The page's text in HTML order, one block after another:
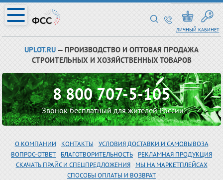
ЛИЧНЫЙ КАБИНЕТ
UPLOT.RU — ПРОИЗВОДСТВО И ОПТОВАЯ ПРОДАЖА
СТРОИТЕЛЬНЫХ И ХОЗЯЙСТВЕННЫХ ТОВАРОВ
8 800 707-5-105
Звонок бесплатный для жителей России
О КОМПАНИИ КОНТАКТЫ
УСЛОВИЯ ДОСТАВКИ И САМОВЫВОЗА
ВОПРОС-ОТВЕТ
БЛАГОТВОРИТЕЛЬНОСТЬ
РЕКЛАМНАЯ ПРОДУКЦИЯ
СКАЧАТЬ ПРАЙС И СПЕЦПРЕДЛОЖЕНИЯ
МЫ НА МАРКЕТПЛЕЙСАХ
СПОСОБЫ ОПЛАТЫ И ВОЗВРАТ